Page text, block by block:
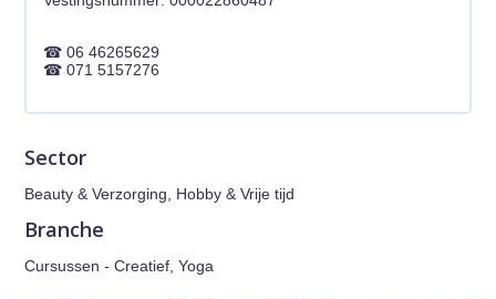
06 46265629
071 5157276
Sector
Beauty & Verzorging, Hobby & Vrije tijd
Branche
Cursussen - Creatief, Yoga